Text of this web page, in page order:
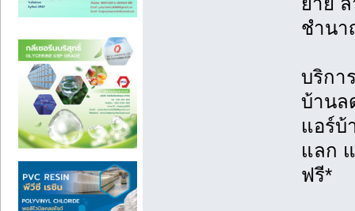
ชำนา
บริกา
บ้านล
แอร์บ้
แลก
ฟรี*